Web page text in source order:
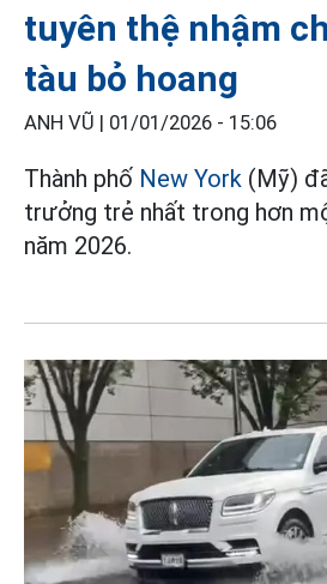
tuyên thệ nhậm
tàu bỏ hoang
ANH VŨ | 01/01/2026 - 15:06
Thành phố New York (Mỹ)
trưởng trẻ nhất trong hơn
năm 2026.